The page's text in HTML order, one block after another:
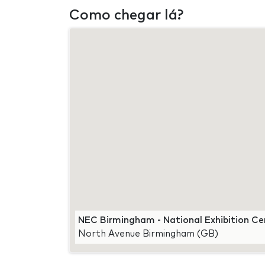
Como chegar lá?
NEC Birmingham - National Exhibition
North Avenue Birmingham (GB)